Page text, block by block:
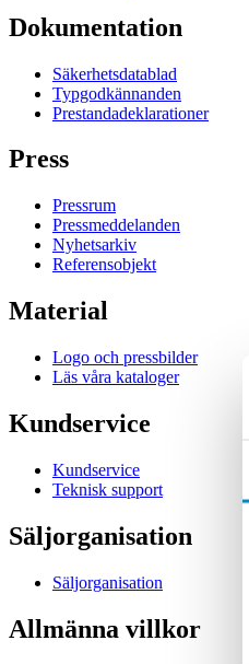
Dokumentation
Säkerhetsdatablad
Typgodkännanden
Prestandadeklarationer
Press
Pressrum
Pressmeddelanden
Nyhetsarkiv
Referensobjekt
Material
Logo och pressbilder
Läs våra kataloger
Kundservice
Kundservice
Teknisk support
Säljorganisation
Säljorganisation
Allmänna villkor